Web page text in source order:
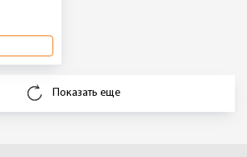
Показать еще